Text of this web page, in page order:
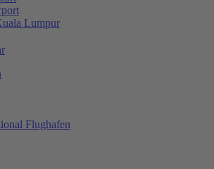
Lumpur
Flughafen